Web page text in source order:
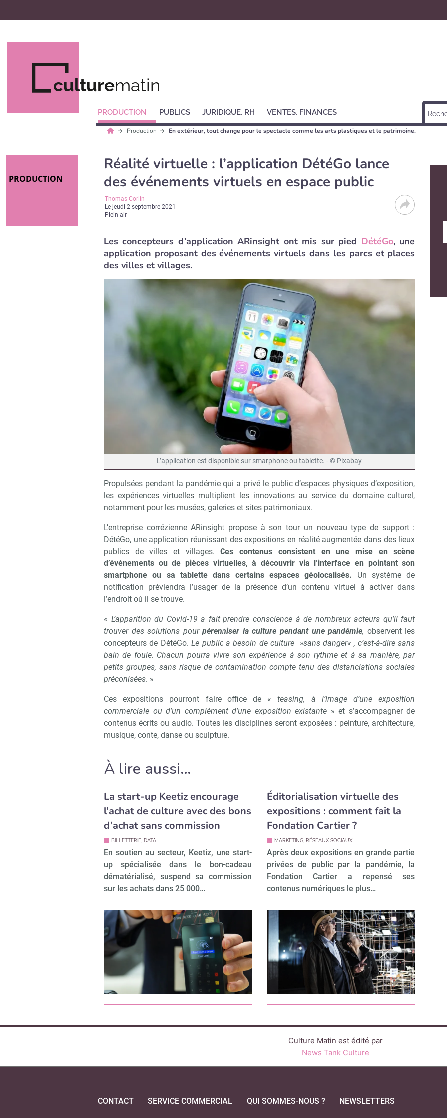
culturematin
PRODUCTION PUBLICS JURIDIQUE, RH VENTES, FINANCES
Production En extérieur, tout change pour le spectacle comme les arts plastiques et le patrimoine.
PRODUCTION
Réalité virtuelle : l’application DétéGo lance
des événements virtuels en espace public
Thomas Corlin
Lejeudi 2 septembre 2021
Plein air
Les concepteurs d’application ARinsight ont mis sur pied DétéGo, une
application proposant des événements virtuels dans les parcs et places
des villes et villages.
L’application est disponible sur smarphone ou tablette. - © Pixabay
Propulsées pendant la pandémie qui a privé le public d’espaces physiques d’exposition,
les expériences virtuelles multiplient les innovations au service du domaine culturel,
notamment pour les musées, galeries et sites patrimoniaux.
L’entreprise corrézienne ARinsight propose à son tour un nouveau type de support :
DétéGo, une application réunissant des expositions en réalité augmentée dans des lieux
publics de villes et villages.Ces contenus consistent en une mise en scène
d’événements ou de pièces virtuelles, à découvrir via l’interface en pointant son
smartphone ou sa tablette dans certains espaces géolocalisés. Un système de
notification préviendra l’usager de la présence d’un contenu virtuel à activer dans
l’endroit où il se trouve.
« L’apparition du Covid-19 a fait prendre conscience à de nombreux acteurs qu’il faut
trouver des solutions pourpérenniser la culture pendant une pandémie, observent les
concepteurs de DétéGo. Le public a besoin de culture »sans danger« , c’est-à-dire sans
bain de foule. Chacun pourra vivre son expérience à son rythme et à sa manière, par
petits groupes, sans risque de contamination compte tenu des distanciations sociales
préconisées. »
Ces expositions pourront faire office de «teasing, à l’image d’une exposition
commerciale ou d’un complément d’une exposition existante » et s’accompagner de
contenus écrits ou audio. Toutes les disciplines seront exposées : peinture, architecture,
musique, conte, danse ou sculpture.
À lire aussi…
La start-up Keetiz encourage
l’achat de culture avec des bons
d’achat sans commission
BILLETTERIE, DATA
En soutien au secteur, Keetiz, une start-
up spécialisée dans le bon-cadeau
dématérialisé, suspend sa commission
sur les achats dans 25 000…
Éditorialisation virtuelle des
expositions : comment fait la
Fondation Cartier ?
MARKETING, RÉSEAUX SOCIAUX
Après deux expositions en grande partie
privées de public par la pandémie, la
Fondation Cartier a repensé ses
contenus numériques le plus…
Culture Matin est édité par
News Tank Culture
CONTACT SERVICE COMMERCIAL QUI SOMMES-NOUS ? NEWSLETTERS